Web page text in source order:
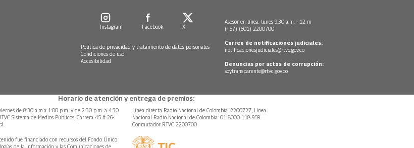
Instagram Facebook X
Política de privacidad y tratamiento de datos personales
Condiciones de uso
Accesibilidad
Asesor en línea: lunes 9:30 a.m. - 12 m
(+57) (601) 2200700
Correo de notificaciones judiciales:
notificacionesjudiciales@rtvc.gov.co
Denuncias por actos de corrupción:
soytransparente@rtvc.gov.co
Horario de atención y entrega de premios:
de 8:30 a.m.a 1:00 p.m. y de 2:30 p.m. a 4:30
Sistema de Medios Públicos, Carrera 45 # 26-
Línea directa Radio Nacional de Colombia: 2200727, Línea
Nacional Radio Nacional de Colombia: 01 8000 118 959.
Conmutador RTVC 2200700
fue financiado con recursos del Fondo Único
de la Información y las Comunicaciones de